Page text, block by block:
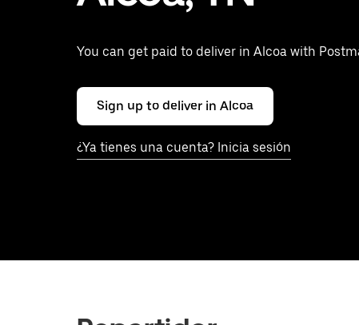
You can get paid to deliver in Alcoa with
Sign up to deliver in Alcoa
¿Ya tienes una cuenta? Inicia sesión